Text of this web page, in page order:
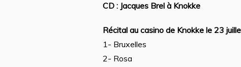
CD : Jacques Brel à Knokke
Récital au casino de Knokke le 23
1- Bruxelles
2- Rosa